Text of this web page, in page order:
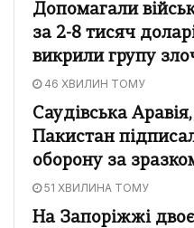
Допомагали
за 2-8 тисяч
викрили групу
46 ХВИЛИН ТОМУ
Саудівська
Пакистан
оборону за
51 ХВИЛИНА ТОМУ
На Запоріжжі